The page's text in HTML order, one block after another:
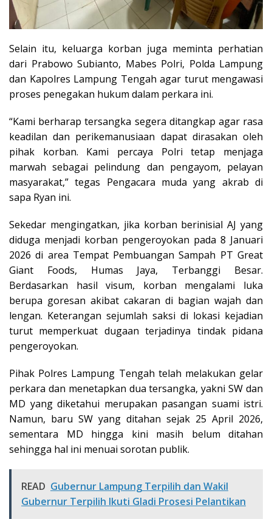
Selain itu, keluarga korban juga meminta perhatian
dari Prabowo Subianto, Mabes Polri, Polda Lampung
dan Kapolres Lampung Tengah agar turut mengawasi
proses penegakan hukum dalam perkara ini.
“Kami berharap tersangka segera ditangkap agar rasa
keadilan dan perikemanusiaan dapat dirasakan oleh
pihak korban. Kami percaya Polri tetap menjaga
marwah sebagai pelindung dan pengayom, pelayan
masyarakat,” tegas Pengacara muda yang akrab di
sapa Ryan ini.
Sekedar mengingatkan, jika korban berinisial AJ yang
diduga menjadi korban pengeroyokan pada 8 Januari
2026 di area Tempat Pembuangan Sampah PT Great
Giant Foods, Humas Jaya, Terbanggi Besar.
Berdasarkan hasil visum, korban mengalami luka
berupa goresan akibat cakaran di bagian wajah dan
lengan. Keterangan sejumlah saksi di lokasi kejadian
turut memperkuat dugaan terjadinya tindak pidana
pengeroyokan.
Pihak Polres Lampung Tengah telah melakukan gelar
perkara dan menetapkan dua tersangka, yakni SW dan
MD yang diketahui merupakan pasangan suami istri.
Namun, baru SW yang ditahan sejak 25 April 2026,
sementara MD hingga kini masih belum ditahan
sehingga hal ini menuai sorotan publik.
READ Gubernur Lampung Terpilih dan Wakil
Gubernur Terpilih Ikuti Gladi Prosesi Pelantikan